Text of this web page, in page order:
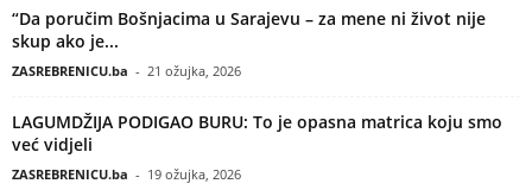
“Da poručim Bošnjacima u Sarajevu – za mene ni život nije
skup ako je...
ZASREBRENICU.ba - 21 ožujka, 2026
LAGUMDŽIJA PODIGAO BURU: To je opasna matrica koju smo
već vidjeli
ZASREBRENICU.ba - 19 ožujka, 2026